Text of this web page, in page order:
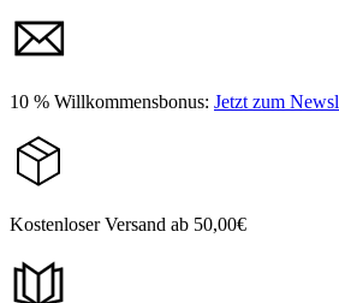
10 % Willkommensbonus: Jetzt zum
Kostenloser Versand ab 50,00€